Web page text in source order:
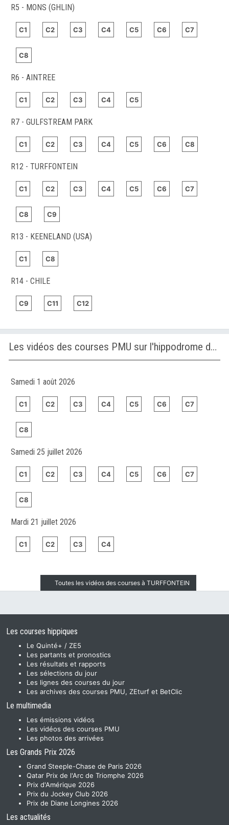
R5 - MONS (GHLIN)
C1 C2 C3 C4 C5 C6 C7
C8
R6 - AINTREE
C1 C2 C3 C4 C5
R7 - GULFSTREAM PARK
C1 C2 C3 C4 C5 C6 C8
R12 - TURFFONTEIN
C1 C2 C3 C4 C5 C6 C7
C8 C9
R13 - KEENELAND (USA)
C1 C8
R14 - CHILE
C9 C11 C12
Les vidéos des courses PMU sur l'hippodrome de TURFFONTEIN
Samedi 1 août 2026
C1 C2 C3 C4 C5 C6 C7
C8
Samedi 25 juillet 2026
C1 C2 C3 C4 C5 C6 C7
C8
Mardi 21 juillet 2026
C1 C2 C3 C4
Toutes les vidéos des courses à TURFFONTEIN
Les courses hippiques
Le Quinté+ / ZE5
Les partants et pronostics
Les résultats et rapports
Les sélections du jour
Les lignes des courses du jour
Les archives des courses PMU, ZEturf et BetClic
Le multimedia
Les émissions vidéos
Les vidéos des courses PMU
Les photos des arrivées
Les Grands Prix 2026
Grand Steeple-Chase de Paris 2026
Qatar Prix de l'Arc de Triomphe 2026
Prix d'Amérique 2026
Prix du Jockey Club 2026
Prix de Diane Longines 2026
Les actualités